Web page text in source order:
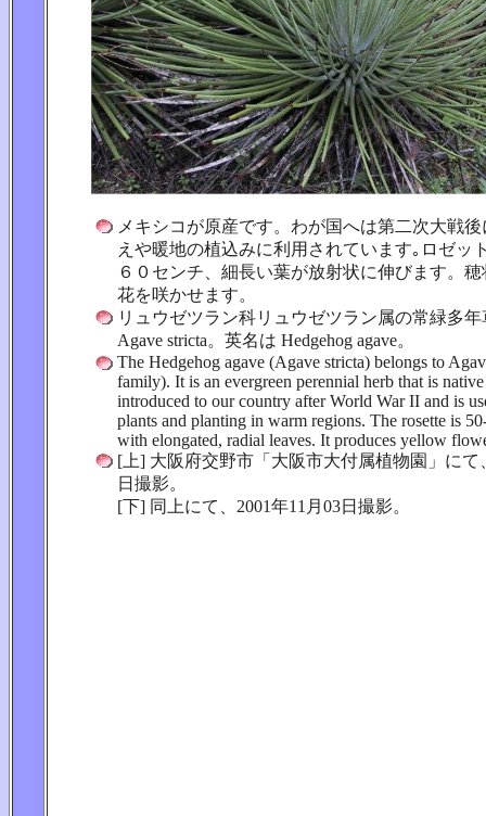
メキシコが原産です。わが国へは第二次大戦
えや暖地の植込みに利用されています｡ロゼッ
６０センチ、細長い葉が放射状に伸びます。
花を咲かせます。
リュウゼツラン科リュウゼツラン属の常緑多
Agave stricta。英名は Hedgehog agave。
The Hedgehog agave (Agave stricta) belongs to
family). It is an evergreen perennial herb that is
introduced to our country after World War II and is
plants and planting in warm regions. The rosette is
with elongated, radial leaves. It produces yellow
[上] 大阪府交野市「大阪市大付属植物園」にて
日撮影。
[下] 同上にて、2001年11月03日撮影。